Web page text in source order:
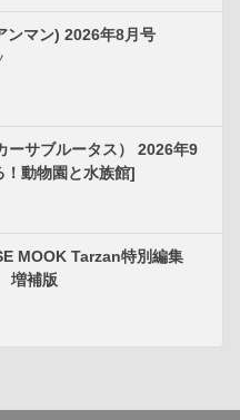
ンマン) 2026年8月号
ーサブルータス） 2026年9
！動物園と水族館]
MOOK Tarzan特別編集
増補版